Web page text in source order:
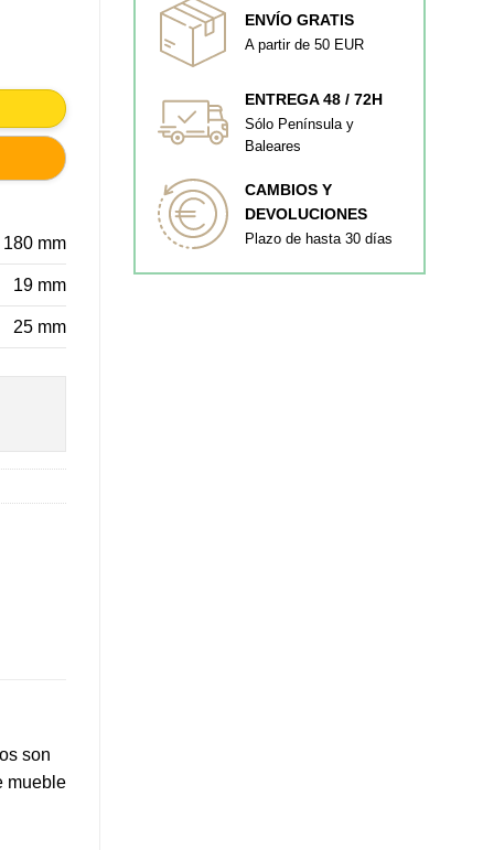
ENVÍO GRATIS
A partir de 50 EUR
ENTREGA 48 / 72H
Sólo Península y
Baleares
CAMBIOS Y
DEVOLUCIONES
Plazo de hasta 30 días
160MM cantidad
180 mm
19 mm
25 mm
son
mueble